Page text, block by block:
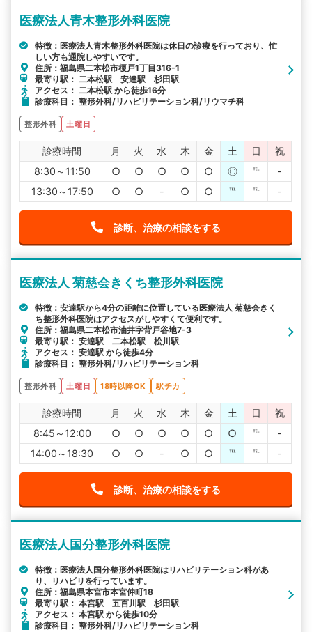
医療法人青木整形外科医院
特徴：医療法人青木整形外科医院は休日の診療を行っており、忙
しい方も通院しやすいです。
住所：福島県二本松市榎戸1丁目316-1
最寄り駅： 二本松駅 安達駅 杉田駅
アクセス： 二本松駅 から徒歩16分
診療科目： 整形外科/リハビリテーション科/リウマチ科
整形外科 土曜日
診療時間 月 火 水 木 金 土 日
祝
8:30～11:50
○ ○ ○ ○ ○ ◎ ℡
-
13:30～17:50
○ ○ - ○ ○ ℡ ℡ -
診断、治療の相談をする
医療法人 菊慈会きくち整形外科医院
特徴：安達駅から4分の距離に位置している医療法人 菊慈会きく
ち整形外科医院はアクセスがしやすくて便利です。
住所：福島県二本松市油井字背戸谷地7-3
最寄り駅： 安達駅 二本松駅 松川駅
アクセス： 安達駅 から徒歩4分
診療科目： 整形外科/リハビリテーション科
整形外科 土曜日 18時以降OK 駅チカ
診療時間 月 火 水 木 金 土 日
祝
8:45～12:00
○ ○ ○ ○ ○ ○ ℡
-
14:00～18:30
○ ○ - ○ ○ ℡ ℡ -
診断、治療の相談をする
医療法人国分整形外科医院
特徴：医療法人国分整形外科医院はリハビリテーション科があ
り、リハビリを行っています。
住所：福島県本宮市本宮仲町18
最寄り駅： 本宮駅 五百川駅 杉田駅
アクセス： 本宮駅 から徒歩10分
診療科目： 整形外科/リハビリテーション科